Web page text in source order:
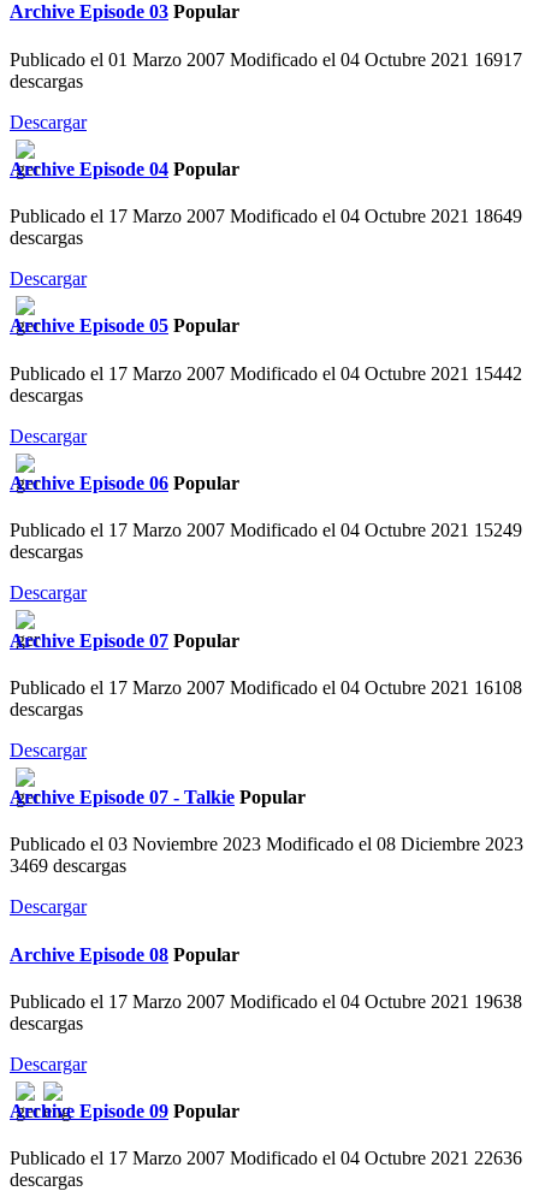
Archive Episode 03 Popular
Publicado el 01 Marzo 2007 Modificado el 04 Octubre 2021 16917
descargas
Descargar
Archive Episode 04 Popular
Publicado el 17 Marzo 2007 Modificado el 04 Octubre 2021 18649
descargas
Descargar
Archive Episode 05 Popular
Publicado el 17 Marzo 2007 Modificado el 04 Octubre 2021 15442
descargas
Descargar
Archive Episode 06 Popular
Publicado el 17 Marzo 2007 Modificado el 04 Octubre 2021 15249
descargas
Descargar
Archive Episode 07 Popular
Publicado el 17 Marzo 2007 Modificado el 04 Octubre 2021 16108
descargas
Descargar
Archive Episode 07 - Talkie Popular
Publicado el 03 Noviembre 2023 Modificado el 08 Diciembre 2023
3469 descargas
Descargar
Archive Episode 08 Popular
Publicado el 17 Marzo 2007 Modificado el 04 Octubre 2021 19638
descargas
Descargar
Archive Episode 09 Popular
Publicado el 17 Marzo 2007 Modificado el 04 Octubre 2021 22636
descargas